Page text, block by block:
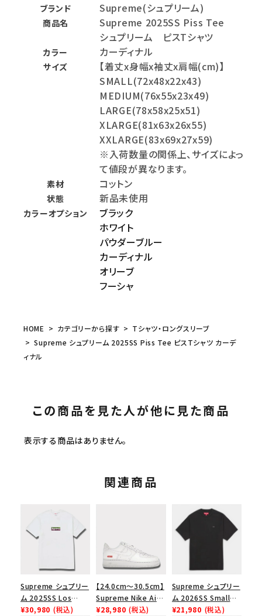
ブランド Supreme(シュプリーム)
商品名
Supreme 2025SS Piss Tee
シュプリーム ピスTシャツ
カラー カーディナル
サイズ
【着丈x身幅x袖丈x肩幅(cm)】
SMALL(72x48x22x43)
MEDIUM(76x55x23x49)
LARGE(78x58x25x51)
XLARGE(81x63x26x55)
XXLARGE(83x69x27x59)
※入荷数量の関係上、サイズによっ
て値段が異なります。
素材 コットン
状態 新品未使用
カラーオプション
ブラック
ホワイト
パウダーブルー
カーディナル
オリーブ
フーシャ
HOME カテゴリーから探す
Tシャツ・ロングスリーブ
Supreme シュプリーム 2025SS Piss Tee ピスTシャツ カーデ
ィナル
この商品を見た人が他に見た商品
表示する商品はありません。
関連商品
Supreme シュプリー
ム 2025SS Los
Angeles Fire Relief
¥30,980 (税込)
【24.0cm～30.5cm】
Supreme Nike Air
Force 1 Low シュプ
¥28,980 (税込)
Supreme シュプリー
ム 2026SS Small
Box Tee スモールボ
¥21,980 (税込)